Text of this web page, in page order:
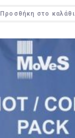
Προσθήκη στο καλάθι